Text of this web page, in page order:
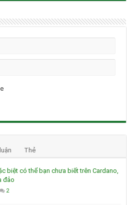
Thẻ
biệt có thể bạn chưa biết trên Cardano,
đảo
2